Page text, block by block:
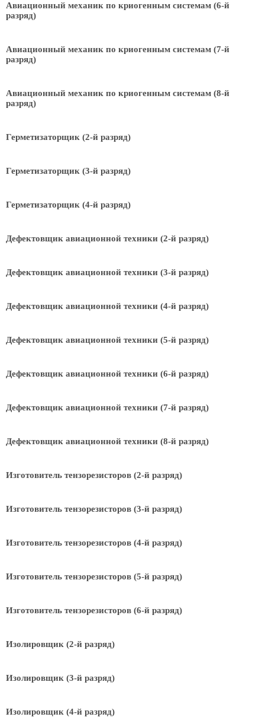
Авиационный механик по криогенным системам (6-й
разряд)
Авиационный механик по криогенным системам (7-й
разряд)
Авиационный механик по криогенным системам (8-й
разряд)
Герметизаторщик (2-й разряд)
Герметизаторщик (3-й разряд)
Герметизаторщик (4-й разряд)
Дефектовщик авиационной техники (2-й разряд)
Дефектовщик авиационной техники (3-й разряд)
Дефектовщик авиационной техники (4-й разряд)
Дефектовщик авиационной техники (5-й разряд)
Дефектовщик авиационной техники (6-й разряд)
Дефектовщик авиационной техники (7-й разряд)
Дефектовщик авиационной техники (8-й разряд)
Изготовитель тензорезисторов (2-й разряд)
Изготовитель тензорезисторов (3-й разряд)
Изготовитель тензорезисторов (4-й разряд)
Изготовитель тензорезисторов (5-й разряд)
Изготовитель тензорезисторов (6-й разряд)
Изолировщик (2-й разряд)
Изолировщик (3-й разряд)
Изолировщик (4-й разряд)